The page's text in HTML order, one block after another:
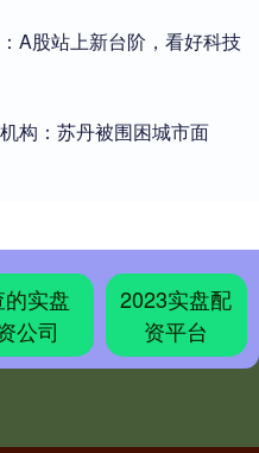
A股站上新台阶，看好科技
构：苏丹被围困城市面
实盘
公司
2023实盘配
资平台